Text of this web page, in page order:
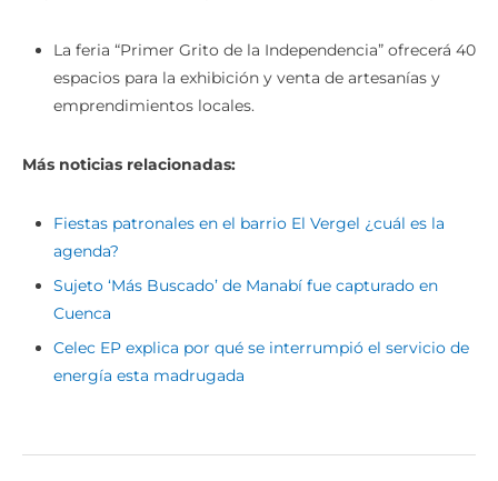
La feria “Primer Grito de la Independencia” ofrecerá 40
espacios para la exhibición y venta de artesanías y
emprendimientos locales.
Más noticias relacionadas:
Fiestas patronales en el barrio El Vergel ¿cuál es la
agenda?
Sujeto ‘Más Buscado’ de Manabí fue capturado en
Cuenca
Celec EP explica por qué se interrumpió el servicio de
energía esta madrugada